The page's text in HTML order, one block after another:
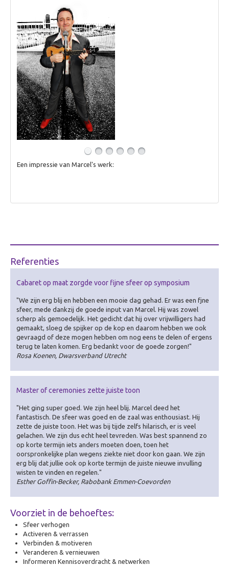
Een impressie van Marcel's werk:
Referenties
Cabaret op maat zorgde voor fijne sfeer op symposium
"We zijn erg blij en hebben een mooie dag gehad. Er was een fjne
sfeer, mede dankzij de goede input van Marcel. Hij was zowel
scherp als gemoedelijk. Het gedicht dat hij over vrijwilligers had
gemaakt, sloeg de spijker op de kop en daarom hebben we ook
gevraagd of deze mogen hebben om nog eens te delen of ergens
terug te laten komen. Erg bedankt voor de goede zorgen!"
Rosa Koenen, Dwarsverband Utrecht
Master of ceremonies zette juiste toon
"Het ging super goed. We zijn heel blij. Marcel deed het
fantastisch. De sfeer was goed en de zaal was enthousiast. Hij
zette de juiste toon. Het was bij tijde zelfs hilarisch, er is veel
gelachen. We zijn dus echt heel tevreden. Was best spannend zo
op korte termijn iets anders moeten doen, toen het
oorspronkelijke plan wegens ziekte niet door kon gaan. We zijn
erg blij dat jullie ook op korte termijn de juiste nieuwe invulling
wisten te vinden en regelen."
Esther Goffin-Becker, Rabobank Emmen-Coevorden
Voorziet in de behoeftes:
Sfeer verhogen
Activeren & verrassen
Verbinden & motiveren
Veranderen & vernieuwen
Informeren Kennisoverdracht & netwerken